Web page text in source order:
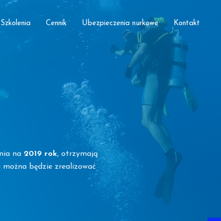
Szkolenia Cennik Ubezpieczenia nurkowe Kontakt
na 2019 rok, otrzymają
będzie zrealizować